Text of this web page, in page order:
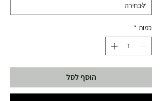
כמות *
הוסף לסל